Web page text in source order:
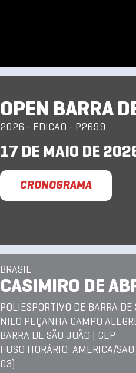
OPEN BARRA
2026 - EDICAO - P2699
17 DE MAIO DE
CRONOGRAMA
BRASIL
CASIMIRO DE
POLIESPORTIVO DE BARRA DE
NILO PEÇANHA CAMPO
BARRA DE SÃO JOÃO | CEP: .
FUSO HORÁRIO: AMERICA/
03)